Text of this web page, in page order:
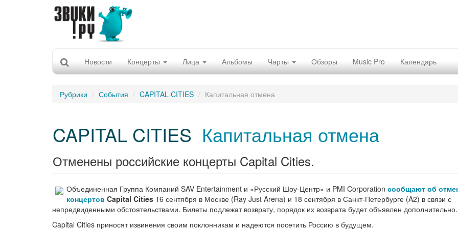
Новости Концерты Лица Альбомы Чарты Обзоры Music Pro Календарь
Рубрики События CAPITAL CITIES Капитальная отмена
CAPITAL CITIES Капитальная отмена
Отменены российские концерты Capital Cities.
Объединенная Группа Компаний SAV Entertainment и «Русский Шоу-Центр» и PMI Corporation сообщают об
концертов Capital Cities 16 сентября в Москве (Ray Just Arena) и 18 сентября в Санкт-Петербурге (A2) в связи с
непредвиденными обстоятельствами. Билеты подлежат возврату, порядок их возврата будет объявлен дополнительно.
Capital Cities приносят извинения своим поклонникам и надеются посетить Россию в будущем.